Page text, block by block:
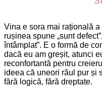
Vina e sora mai rațională
rușinea spune „sunt
întâmplat”. E o formă de
dacă eu am greșit, atunci
reconfortantă pentru
ideea că uneori răul pur și
fără logică, fără dreptate.